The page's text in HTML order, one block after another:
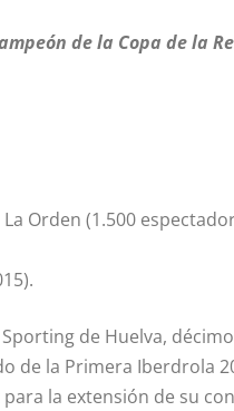
de la Copa de la
Orden (1.500
de Huelva,
de la Primera Iberdrola
la extensión de su